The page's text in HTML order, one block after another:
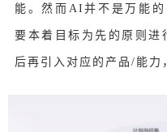
能。然而AI并不是万能
要本着目标为先的原则进
后再引入对应的产品/能力